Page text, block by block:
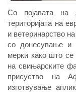
Со појавата на
територијата на
и ветеринарство
со донесување и
мерки како што се
на свињарските
присуство на
изготвување